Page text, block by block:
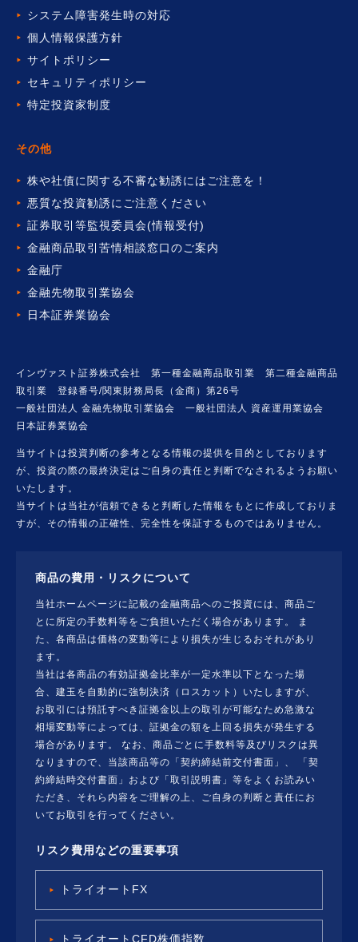
システム障害発生時の対応
個人情報保護方針
サイトポリシー
セキュリティポリシー
特定投資家制度
その他
株や社債に関する不審な勧誘には ご注意を！
悪質な投資勧誘にご注意ください
証券取引等監視委員会(情報受付)
金融商品取引苦情相談窓口のご案内
金融庁
金融先物取引業協会
日本証券業協会
インヴァスト証券株式会社 第一種金融商品取引業 第二種金融商品
取引業 登録番号/関東財務局長（金商）第26号
一般社団法人 金融先物取引業協会 一般社団法人 資産運用業協会
日本証券業協会
当サイトは投資判断の参考となる情報の提供を目的としております
が、投資の際の最終決定はご自身の責任と判断でなされるようお願い
いたします。
当サイトは当社が信頼できると判断した情報をもとに作成しておりま
すが、その情報の正確性、完全性を保証するものではありません。
商品の費用・リスクについて
当社ホームページに記載の金融商品へのご投資には、商品ご
とに所定の手数料等をご負担いただく場合があります。 ま
た、各商品は価格の変動等により損失が生じるおそれがあり
ます。
当社は各商品の有効証拠金比率が一定水準以下となった場
合、建玉を自動的に強制決済（ロスカット）いたしますが、
お取引には預託すべき証拠金以上の取引が可能なため急激な
相場変動等によっては、証拠金の額を上回る損失が発生する
場合があります。 なお、商品ごとに手数料等及びリスクは異
なりますので、当該商品等の「契約締結前交付書面」、 「契
約締結時交付書面」および「取引説明書」等をよくお読みい
ただき、それら内容をご理解の上、ご自身の判断と責任にお
いてお取引を行ってください。
リスク費用などの重要事項
トライオートFX
トライオートCFD株価指数